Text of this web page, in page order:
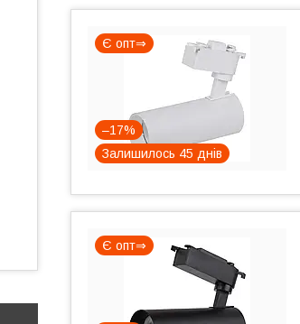
Є опт⇒
–17%
Залишилось 45 днів
Є опт⇒